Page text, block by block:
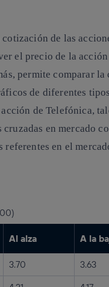
cotización de las
el precio de la
permite comparar
de diferentes
de Telefónica,
en mercado
en el